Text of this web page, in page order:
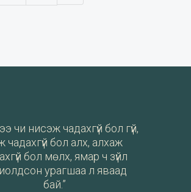
чи нисэж чадахгүй бол гүй,
чадахгүй бол алх, алхаж
бол мөлх, ямар ч зүйл
урагшаа л яваад
бай.”